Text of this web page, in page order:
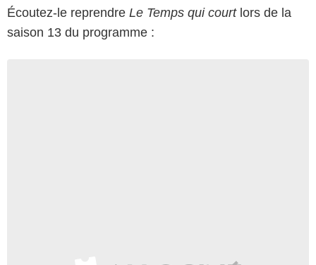
Écoutez-le reprendre Le Temps qui courtlors de la
saison 13 du programme :